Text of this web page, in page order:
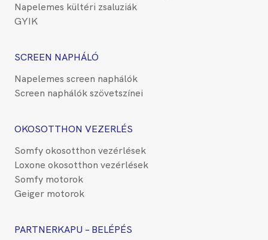
Napelemes kültéri zsaluziák
GYIK
SCREEN NAPHÁLÓ
Napelemes screen naphálók
Screen naphálók szövetszínei
OKOSOTTHON VEZERLÉS
Somfy okosotthon vezérlések
Loxone okosotthon vezérlések
Somfy motorok
Geiger motorok
PARTNERKAPU – BELÉPÉS